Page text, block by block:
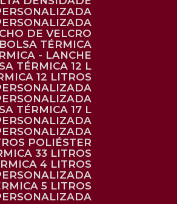
DE VELCRO
BOLSA TÉRMICA
- LANCHE
TÉRMICA 12 L
12 LITROS
TÉRMICA 17 L
POLIÉSTER
33 LITROS
4 LITROS
5 LITROS